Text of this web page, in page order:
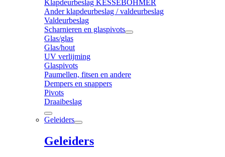
Klapdeurbeslag KESSEBÖHMER
Ander klapdeurbeslag / valdeurbeslag
Valdeurbeslag
Scharnieren en glaspivots
Glas/glas
Glas/hout
UV verlijming
Glaspivots
Paumellen, fitsen en andere
Dempers en snappers
Pivots
Draaibeslag
Geleiders
Geleiders